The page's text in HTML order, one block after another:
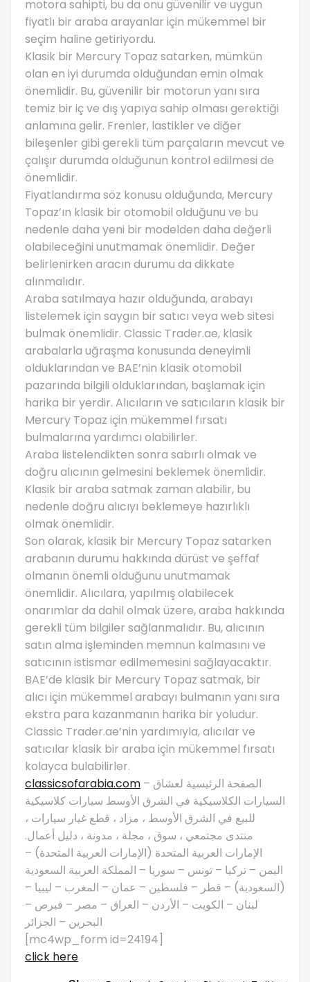
motora sahipti, bu da onu güvenilir ve uygun
fiyatlı bir araba arayanlar için mükemmel bir
seçim haline getiriyordu.
Klasik bir Mercury Topaz satarken, mümkün
olan en iyi durumda olduğundan emin olmak
önemlidir. Bu, güvenilir bir motorun yanı sıra
temiz bir iç ve dış yapıya sahip olması gerektiği
anlamına gelir. Frenler, lastikler ve diğer
bileşenler gibi gerekli tüm parçaların mevcut ve
çalışır durumda olduğunun kontrol edilmesi de
önemlidir.
Fiyatlandırma söz konusu olduğunda, Mercury
Topaz’ın klasik bir otomobil olduğunu ve bu
nedenle daha yeni bir modelden daha değerli
olabileceğini unutmamak önemlidir. Değer
belirlenirken aracın durumu da dikkate
alınmalıdır.
Araba satılmaya hazır olduğunda, arabayı
listelemek için saygın bir satıcı veya web sitesi
bulmak önemlidir. Classic Trader.ae, klasik
arabalarla uğraşma konusunda deneyimli
olduklarından ve BAE’nin klasik otomobil
pazarında bilgili olduklarından, başlamak için
harika bir yerdir. Alıcıların ve satıcıların klasik bir
Mercury Topaz için mükemmel fırsatı
bulmalarına yardımcı olabilirler.
Araba listelendikten sonra sabırlı olmak ve
doğru alıcının gelmesini beklemek önemlidir.
Klasik bir araba satmak zaman alabilir, bu
nedenle doğru alıcıyı beklemeye hazırlıklı
olmak önemlidir.
Son olarak, klasik bir Mercury Topaz satarken
arabanın durumu hakkında dürüst ve şeffaf
olmanın önemli olduğunu unutmamak
önemlidir. Alıcılara, yapılmış olabilecek
onarımlar da dahil olmak üzere, araba hakkında
gerekli tüm bilgiler sağlanmalıdır. Bu, alıcının
satın alma işleminden memnun kalmasını ve
satıcının istismar edilmemesini sağlayacaktır.
BAE’de klasik bir Mercury Topaz satmak, bir
alıcı için mükemmel arabayı bulmanın yanı sıra
ekstra para kazanmanın harika bir yoludur.
Classic Trader.ae’nin yardımıyla, alıcılar ve
satıcılar klasik bir araba için mükemmel fırsatı
kolayca bulabilirler.
classicsofarabia.com – الصفحة الرئيسية لعشاق
السيارات الكلاسيكية في الشرق الأوسط سيارات كلاسيكية
للبيع في الشرق الأوسط ، مزاد ، قطع غيار سيارات ،
منتدى مجتمعي ، سوق ، مجلة ، مدونة ، دليل أعمال.
الإمارات العربية المتحدة (الإمارات العربية المتحدة) –
اليمن – تركيا – تونس – سوريا – المملكة العربية السعودية
(السعودية) – قطر – فلسطين – عمان – المغرب – ليبيا –
لبنان – الكويت – الأردن – العراق – مصر – قبرص –
البحرين – الجزائر
[mc4wp_form id=24194]
click here